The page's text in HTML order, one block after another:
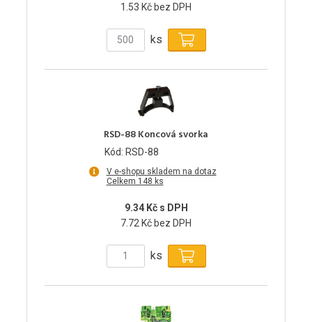
1.53 Kč bez DPH
ks
RSD-88 Koncová svorka
Kód: RSD-88
V e-shopu skladem na dotaz
Celkem 148 ks
9.34 Kč s DPH
7.72 Kč bez DPH
ks